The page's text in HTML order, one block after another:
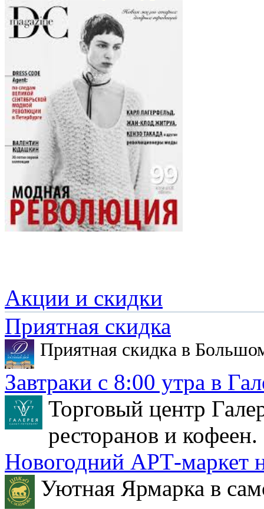
Акции и скидки
Приятная скидка
Приятная скидка в
Завтраки с 8:00 утра в
Торговый центр
ресторанов и кофеен.
Новогодний АРТ-маркет
Уютная Ярмарка в